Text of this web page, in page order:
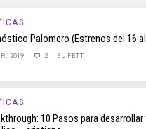
Palomero (Estrenos del 16
2019 2 EL FETT
10 Pasos para